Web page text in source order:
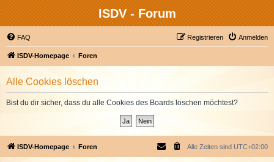
ISDV - Forum
FAQ Anmelden
Registrieren
ISDV-Homepage Foren
Alle Cookies löschen
Bist du dir sicher, dass du alle Cookies des Boards löschen möchtest?
ISDV-Homepage Foren Alle Zeiten sind UTC+02:00